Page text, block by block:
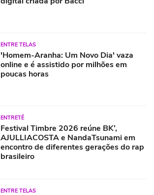
ENTRE TELAS
'Homem-Aranha: Um Novo Dia' vaza
online e é assistido por milhões em
poucas horas
ENTRETÊ
Festival Timbre 2026 reúne BK’,
AJULLIACOSTA e NandaTsunami em
encontro de diferentes gerações do rap
brasileiro
ENTRE TELAS